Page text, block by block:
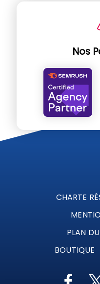
Nos
CHARTE
PLAN
BOUTIQUE